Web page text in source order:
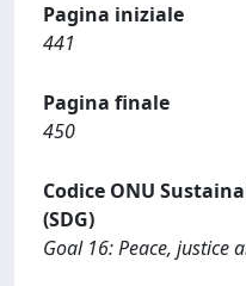
Pagina iniziale
441
Pagina finale
450
Codice ONU
(SDG)
Goal 16: Peace, justice